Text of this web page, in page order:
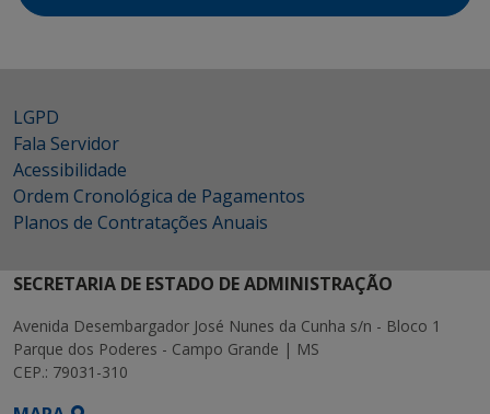
LGPD
Fala Servidor
Acessibilidade
Ordem Cronológica de Pagamentos
Planos de Contratações Anuais
SECRETARIA DE ESTADO DE ADMINISTRAÇÃO
Avenida Desembargador José Nunes da Cunha s/n - Bloco 1
Parque dos Poderes - Campo Grande | MS
CEP.: 79031-310